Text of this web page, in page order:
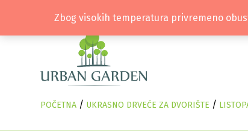
POČETNA / UKRASNO DRVEĆE ZA DVORIŠTE /
Zbog visokih temperatura privremeno